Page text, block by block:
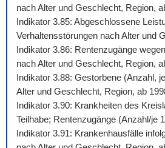
nach Alter und Geschlecht, Region,
Indikator 3.85: Abgeschlossene
Verhaltensstörungen nach Alter und
Indikator 3.86: Rentenzugänge
nach Alter und Geschlecht, Region,
Indikator 3.88: Gestorbene (Anzahl,
Alter und Geschlecht, Region, ab
Indikator 3.90: Krankheiten des
Teilhabe; Rentenzugänge (Anzahl/je
Indikator 3.91: Krankenhausfälle